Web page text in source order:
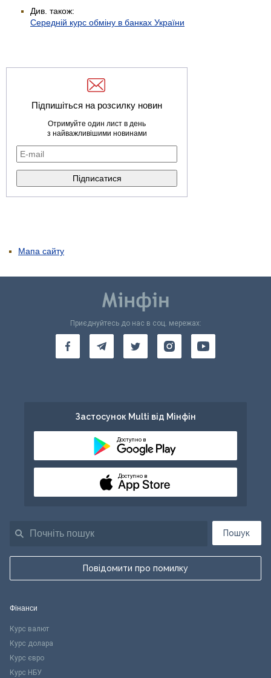
Див. також:
Середній курс обміну в банках України
Підпишіться на розсилку новин
Отримуйте один лист в день
з найважливішими новинами
Мапа сайту
Пошук
Повідомити про помилку
Приєднуйтесь до нас в соц. мережах:
Застосунок Multi від Мінфін
Доступно в
Доступно в
Фінанси
Курс валют
Курс долара
Курс євро
Курс НБУ